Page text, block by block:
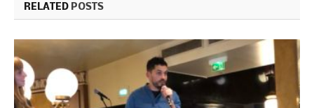
RELATED POSTS